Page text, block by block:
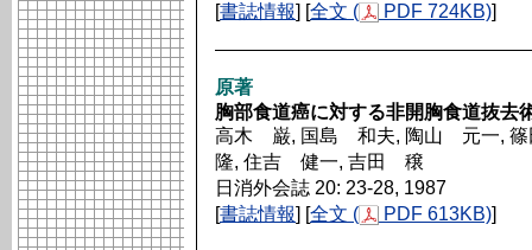
[書誌情報] [全文 ( PDF 724KB)]
原著
胸部食道癌に対する非開胸食道抜去
高木 巌, 国島 和夫, 陶山 元一,
隆, 住吉 健一, 吉田 穣
日消外会誌 20: 23-28, 1987
[書誌情報] [全文 ( PDF 613KB)]